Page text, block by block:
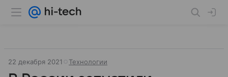
22 декабря 2021 Технологии